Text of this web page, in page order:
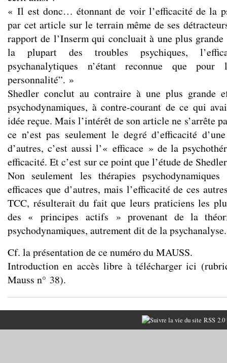
« Il est donc… étonnant de voir l’efficacité de la
par cet article sur le terrain même de ses
rapport de l’Inserm qui concluait à une plus
la plupart des troubles psychiques,
psychanalytiques n’étant reconnue que
personnalité”. »
Shedler conclut au contraire à une plus grande
psychodynamiques, à contre-courant de ce qui
idée reçue. Mais l’intérêt de son article ne s’arrête
ce n’est pas seulement le degré d’efficacité
d’autres, c’est aussi l’« efficace » de la
efficacité. Et c’est sur ce point que l’étude de
Non seulement les thérapies
efficaces que d’autres, mais l’efficacité de ces
TCC, résulterait du fait que leurs praticiens les
des « principes actifs » provenant de la
psychodynamiques, autrement dit de la psychanalyse.
Cf. la présentationde ce numéro du MAUSS.
Introduction en accès libre à téléchargerici
Mauss n° 38).
RSS 2.0